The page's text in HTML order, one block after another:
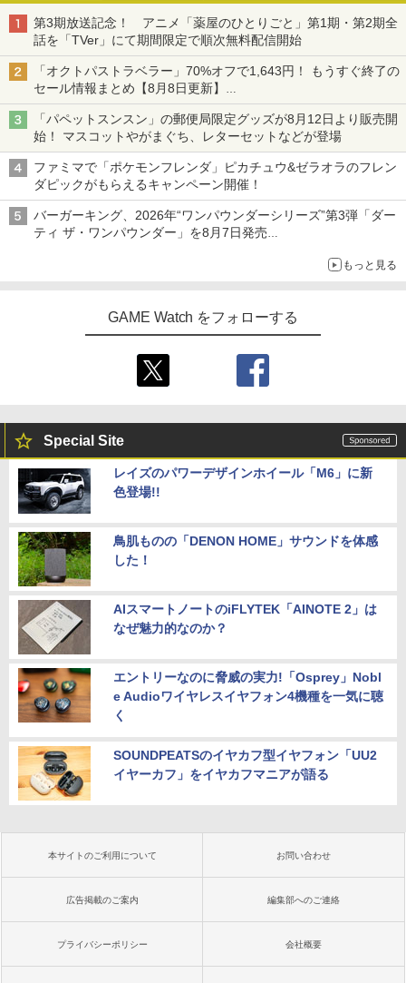
第3期放送記念！ アニメ「薬屋のひとりごと」第1期・第2期全
話を「TVer」にて期間限定で順次無料配信開始
「オクトパストラベラー」70%オフで1,643円！ もうすぐ終了の
セール情報まとめ【8月8日更新】
ニンテンドーeショップでは「大神 絶景版」が67%オフで990円
「パペットスンスン」の郵便局限定グッズが8月12日より販売開
始！ マスコットやがまぐち、レターセットなどが登場
ファミマで「ポケモンフレンダ」ピカチュウ&ゼラオラのフレン
ダピックがもらえるキャンペーン開催！
バーガーキング、2026年“ワンパウンダーシリーズ”第3弾「ダー
ティ ザ・ワンパウンダー」を8月7日発売
もっと見る
GAME Watch をフォローする
Special Site
レイズのパワーデザインホイール「M6」に新
色登場!!
鳥肌ものの「DENON HOME」サウンドを体感
した！
AIスマートノートのiFLYTEK「AINOTE 2」は
なぜ魅力的なのか？
エントリーなのに脅威の実力!「Osprey」Nobl
e Audioワイヤレスイヤフォン4機種を一気に聴
く
SOUNDPEATSのイヤカフ型イヤフォン「UU2
イヤーカフ」をイヤカフマニアが語る
本サイトのご利用について お問い合わせ
広告掲載のご案内 編集部へのご連絡
プライバシーポリシー 会社概要